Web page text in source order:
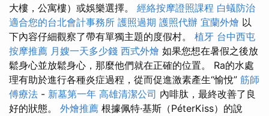
大樓，公寓樓）或娛樂選擇。 經絡按摩證照課程 白蟻防治
適合您的台北會計事務所 護照過期 護照代辦 宜蘭外燴 以
下內容仔細觀察了帶有單獨主題的度假村。 植牙 台中西屯
按摩推薦 月嫂一天多少錢 西式外燴 如果您想在暑假之後放
鬆身心並放鬆身心，那麼他們就在正確的位置。 Ra的水處
理有助於進行各種炎症過程，從而促進激素產生“愉悅” 筋師
傅療法 - 新墓第一年 高雄清潔公司 內啡肽，最終改善了良
好的狀態。 外燴推薦 根據佩特·基斯（PéterKiss）的說